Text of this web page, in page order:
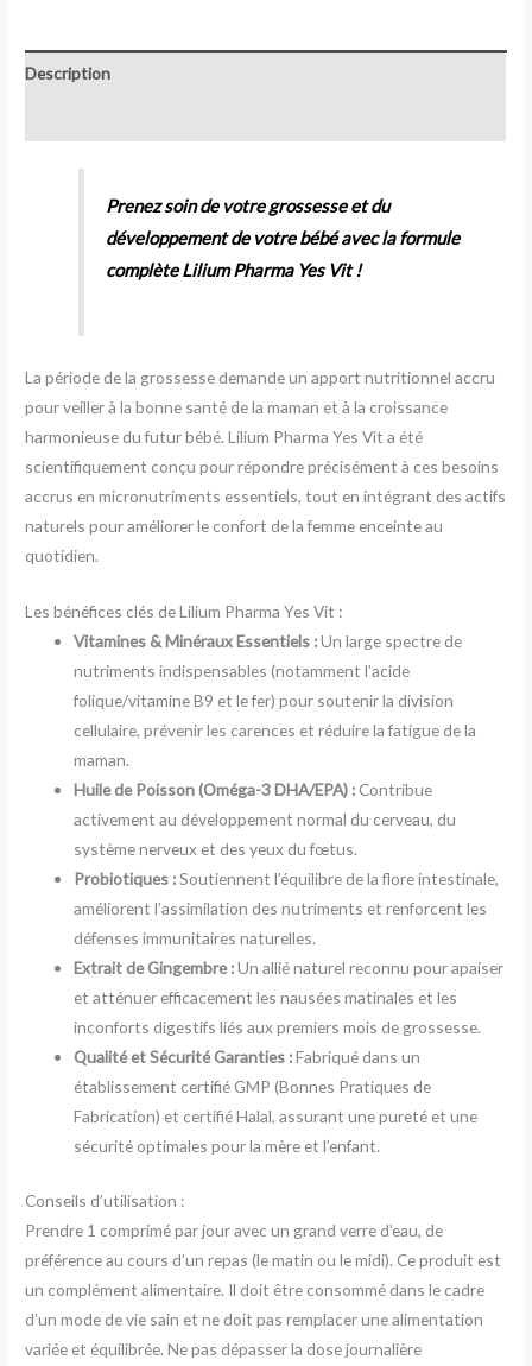
Description
Prenez soin de votre grossesse et du
développement de votre bébé avec la formule
complète Lilium Pharma Yes Vit !
La période de la grossesse demande un apport nutritionnel accru
pour veiller à la bonne santé de la maman et à la croissance
harmonieuse du futur bébé. Lilium Pharma Yes Vit a été
scientifiquement conçu pour répondre précisément à ces besoins
accrus en micronutriments essentiels, tout en intégrant des actifs
naturels pour améliorer le confort de la femme enceinte au
quotidien.
Les bénéfices clés de Lilium Pharma Yes Vit :
Vitamines & Minéraux Essentiels :Un large spectre de
nutriments indispensables (notamment l’acide
folique/vitamine B9 et le fer) pour soutenir la division
cellulaire, prévenir les carences et réduire la fatigue de la
maman.
Huile de Poisson (Oméga-3 DHA/EPA) : Contribue
activement au développement normal du cerveau, du
système nerveux et des yeux du fœtus.
Probiotiques :Soutiennent l’équilibre de la flore intestinale,
améliorent l’assimilation des nutriments et renforcent les
défenses immunitaires naturelles.
Extrait de Gingembre :Un allié naturel reconnu pour apaiser
et atténuer efficacement les nausées matinales et les
inconforts digestifs liés aux premiers mois de grossesse.
Qualité et Sécurité Garanties :Fabriqué dans un
établissement certifié GMP (Bonnes Pratiques de
Fabrication) et certifié Halal, assurant une pureté et une
sécurité optimales pour la mère et l’enfant.
Conseils d’utilisation :
Prendre 1 comprimé par jour avec un grand verre d’eau, de
préférence au cours d’un repas (le matin ou le midi). Ce produit est
un complément alimentaire. Il doit être consommé dans le cadre
d’un mode de vie sain et ne doit pas remplacer une alimentation
variée et équilibrée. Ne pas dépasser la dose journalière